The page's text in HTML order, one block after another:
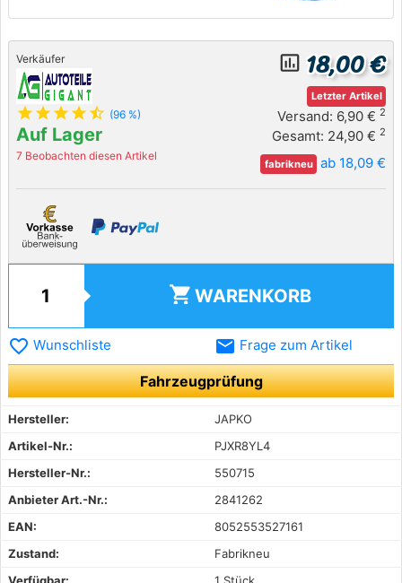
Verkäufer
star star star star star_half (96 %)
Auf Lager
7 Beobachten diesen Artikel
insert_chart_outlined 18,00 €
Letzter Artikel
Versand: 6,90 € 2
Gesamt: 24,90 € 2
fabrikneu ab 18,09 €
shopping_cart WARENKORB
favorite_border Wunschliste email Frage zum Artikel
Fahrzeugprüfung
Hersteller:
JAPKO
Artikel-Nr.:
PJXR8YL4
Hersteller-Nr.:
550715
Anbieter Art.-Nr.:
2841262
EAN:
8052553527161
Zustand:
Fabrikneu